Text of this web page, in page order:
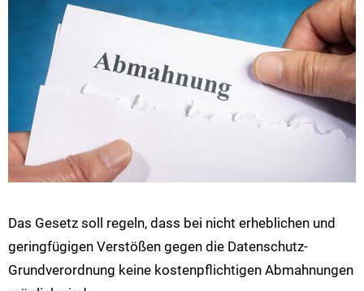
Das Gesetz soll regeln, dass bei nicht erheblichen und
geringfügigen Verstößen gegen die Datenschutz-
Grundverordnung keine kostenpflichtigen Abmahnungen